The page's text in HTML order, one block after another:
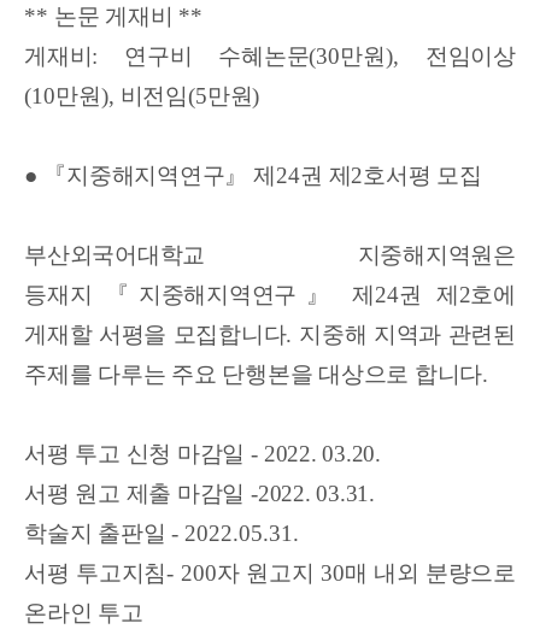
** 논문 게재비 **
게재비 : 연구비 수혜논문(30만원), 전임이상
(10만원), 비전임(5만원)
● 『지중해지역연구 』제 24권 제 2호서평 모집
부산외국어대학교 지중해지역원은
등재지
『 지중해지역연구 』제 24권 제 2호에
게재할 서평을 모집합니다. 지중해 지역과 관련된
주제를 다루는 주요 단행본을 대상으로 합니다.
서평 투고 신청 마감일 - 2022. 03.20.
서평 원고 제출 마감일 -2022. 03.31.
학술지 출판일- 2022.05.31.
서평 투고지침- 200자 원고지 30매 내외 분량으로
온라인 투고